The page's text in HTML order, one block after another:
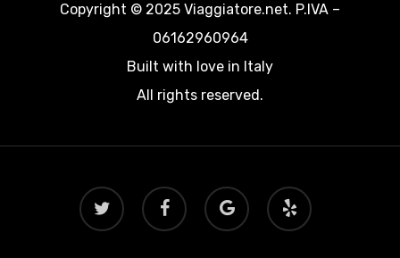
Copyright © 2025 Viaggiatore.net. P.IVA –
06162960964
Built with love in Italy
All rights reserved.
twitter facebook
google-
plus
yelp